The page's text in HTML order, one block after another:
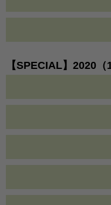
【SPECIAL】2020（